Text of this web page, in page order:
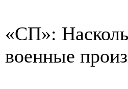
«СП»:
военные